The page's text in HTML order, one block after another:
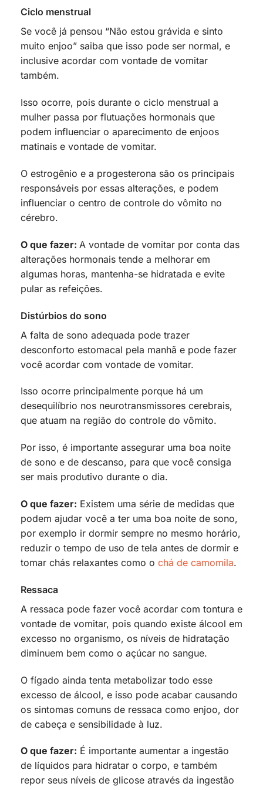
Ciclo menstrual
Se você já pensou “Não estou grávida e sinto
muito enjoo” saiba que isso pode ser normal, e
inclusive acordar com vontade de vomitar
também.
Isso ocorre, pois durante o ciclo menstrual a
mulher passa por flutuações hormonais que
podem influenciar o aparecimento de enjoos
matinais e vontade de vomitar.
O estrogênio e a progesterona são os principais
responsáveis por essas alterações, e podem
influenciar o centro de controle do vômito no
cérebro.
O que fazer: A vontade de vomitar por conta das
alterações hormonais tende a melhorar em
algumas horas, mantenha-se hidratada e evite
pular as refeições.
Distúrbios do sono
A falta de sono adequada pode trazer
desconforto estomacal pela manhã e pode fazer
você acordar com vontade de vomitar.
Isso ocorre principalmente porque há um
desequilíbrio nos neurotransmissores cerebrais,
que atuam na região do controle do vômito.
Por isso, é importante assegurar uma boa noite
de sono e de descanso, para que você consiga
ser mais produtivo durante o dia.
O que fazer: Existem uma série de medidas que
podem ajudar você a ter uma boa noite de sono,
por exemplo ir dormir sempre no mesmo horário,
reduzir o tempo de uso de tela antes de dormir e
tomar chás relaxantes como o chá de camomila.
Ressaca
A ressaca pode fazer você acordar com tontura e
vontade de vomitar, pois quando existe álcool em
excesso no organismo, os níveis de hidratação
diminuem bem como o açúcar no sangue.
O fígado ainda tenta metabolizar todo esse
excesso de álcool, e isso pode acabar causando
os sintomas comuns de ressaca como enjoo, dor
de cabeça e sensibilidade à luz.
O que fazer: É importante aumentar a ingestão
de líquidos para hidratar o corpo, e também
repor seus níveis de glicose através da ingestão